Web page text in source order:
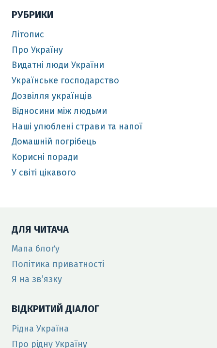
РУБРИКИ
Літопис
Про Україну
Видатні люди України
Українське господарство
Дозвілля українців
Відносини між людьми
Наші улюблені страви та напої
Домашній погрібець
Корисні поради
У світі цікавого
ДЛЯ ЧИТАЧА
Мапа блоґу
Політика приватності
Я на зв’язку
ВІДКРИТИЙ ДІАЛОГ
Рідна Україна
Про рідну Україну